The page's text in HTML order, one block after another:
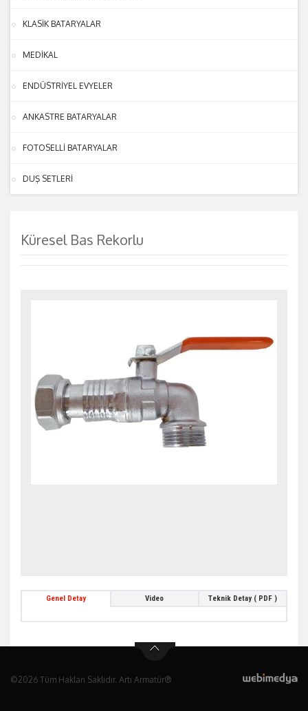
KLASİK BATARYALAR
MEDİKAL
ENDÜSTRİYEL EVYELER
ANKASTRE BATARYALAR
FOTOSELLİ BATARYALAR
DUŞ SETLERİ
Küresel Bas Rekorlu
Genel Detay Video Teknik Detay ( PDF )
©2026 Tüm Hakları Saklıdır. Artı Armatür®